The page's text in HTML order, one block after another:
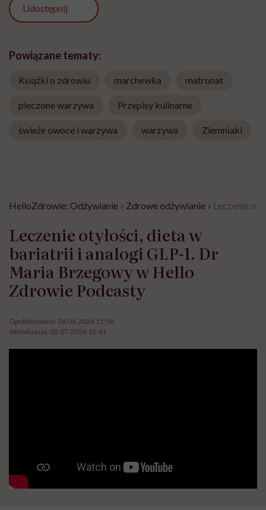
Udostępnij
Powiązane tematy:
Książki o zdrowiu marchewka matronat
pieczone warzywa Przepisy kulinarne
świeże owoce i warzywa warzywa Ziemniaki
HelloZdrowie: Odżywianie › Zdrowe odżywianie › Leczenie
Leczenie otyłości, dieta w
bariatrii i analogi GLP-1. Dr
Maria Brzegowy w Hello
Zdrowie Podcasty
Opublikowano: 26.06.2026 11:58
Aktualizacja: 02.07.2026 12:41